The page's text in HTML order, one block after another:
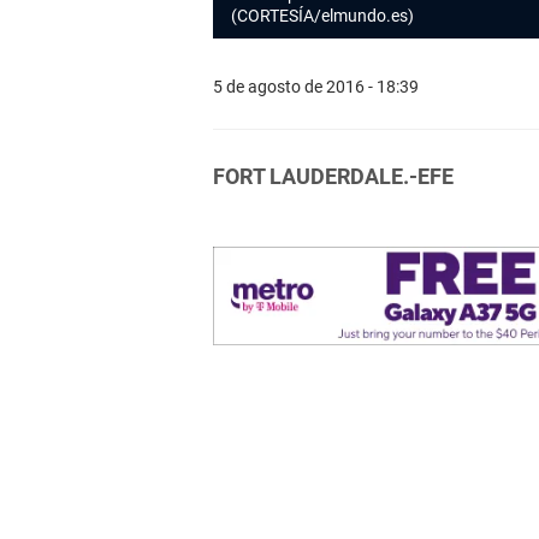
(CORTESÍA/elmundo.es)
5 de agosto de 2016 - 18:39
FORT LAUDERDALE.-EFE